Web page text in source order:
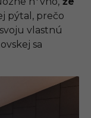
pýtal, prečo
vlastnú
sa